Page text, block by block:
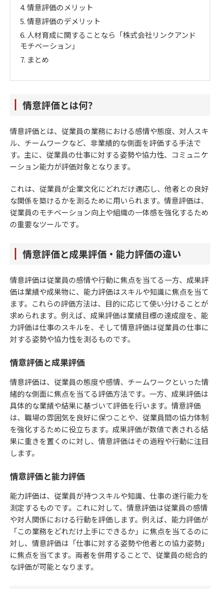
4.情意評価のメリット
5.情意評価のデメリット
6. 人材育成に関することなら「株式会社リンクアンド
モチベーション」
7. まとめ
情意評価とは何？
情意評価とは、従業員の業務における感情や態度、対人スキ
ル、チームワークなど、非業績的な側面を評価する手法で
す。主に、従業員の仕事に対する姿勢や協力性、コミュニケ
ーション能力が評価対象となります。
これは、従業員が企業文化にどれだけ適応し、他者との良好
な関係を築けるかを測るために用いられます。情意評価は、
従業員のモチベーション向上や組織の一体感を強化するため
の重要なツールです。
情意評価と成果評価・能力評価の違い
情意評価は従業員の感情や行動に焦点を当てる一方、成果評
価は業績や成果物に、能力評価はスキルや知識に焦点を当て
ます。これらの評価方法は、目的に応じて使い分けることが
求められます。例えば、成果評価は業績目標の達成度を、能
力評価は仕事のスキルを、そして情意評価は従業員の仕事に
対する姿勢や協力性を測るものです。
情意評価と成果評価
情意評価は、従業員の態度や感情、チームワークといった情
緒的な側面に焦点を当てる評価方法です。一方、成果評価は
具体的な業績や結果に基づいて評価を行います。情意評価
は、職場の雰囲気を良好に保つことや、従業員間の協力体制
を強化するために役立ちます。成果評価が数値で表される結
果に重きを置くのに対し、情意評価はその過程や行動に注目
します。
情意評価と能力評価
能力評価は、従業員が持つスキルや知識、仕事の遂行能力を
測定するものです。これに対して、情意評価は従業員の感情
や対人関係における行動を評価します。例えば、能力評価が
「この業務をどれだけ上手にできるか」に焦点を当てるのに
対し、情意評価は「仕事に対する姿勢や他者との協力姿勢」
に焦点を当てます。両者を併用することで、従業員の総合的
な評価が可能となります。